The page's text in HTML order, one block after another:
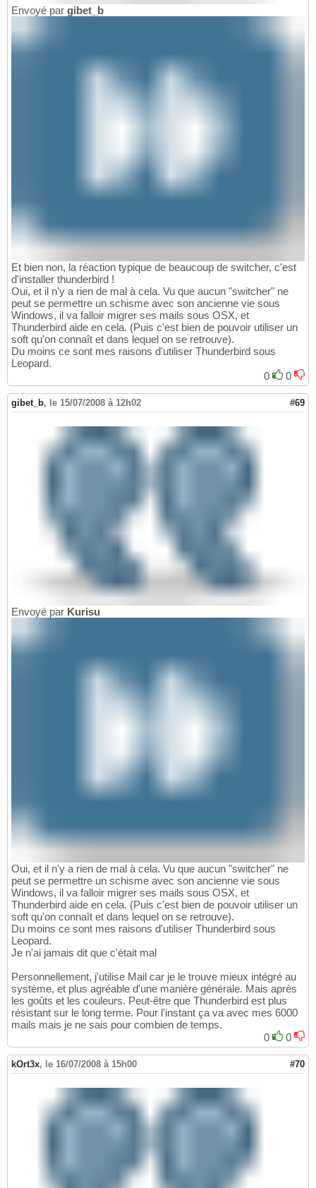
Envoyé par gibet_b
Et bien non, la réaction typique de beaucoup de switcher, c'est
d'installer thunderbird !
Oui, et il n'y a rien de mal à cela. Vu que aucun "switcher" ne
peut se permettre un schisme avec son ancienne vie sous
Windows, il va falloir migrer ses mails sous OSX, et
Thunderbird aide en cela. (Puis c'est bien de pouvoir utiliser un
soft qu'on connaît et dans lequel on se retrouve).
Du moins ce sont mes raisons d'utiliser Thunderbird sous
Leopard.
0
0
gibet_b, le 15/07/2008 à 12h02 #69
Envoyé par Kurisu
Oui, et il n'y a rien de mal à cela. Vu que aucun "switcher" ne
peut se permettre un schisme avec son ancienne vie sous
Windows, il va falloir migrer ses mails sous OSX, et
Thunderbird aide en cela. (Puis c'est bien de pouvoir utiliser un
soft qu'on connaît et dans lequel on se retrouve).
Du moins ce sont mes raisons d'utiliser Thunderbird sous
Leopard.
Je n'ai jamais dit que c'était mal
Personnellement, j'utilise Mail car je le trouve mieux intégré au
système, et plus agréable d'une manière générale. Mais après
les goûts et les couleurs. Peut-être que Thunderbird est plus
résistant sur le long terme. Pour l'instant ça va avec mes 6000
mails mais je ne sais pour combien de temps.
0
0
kOrt3x, le 16/07/2008 à 15h00 #70